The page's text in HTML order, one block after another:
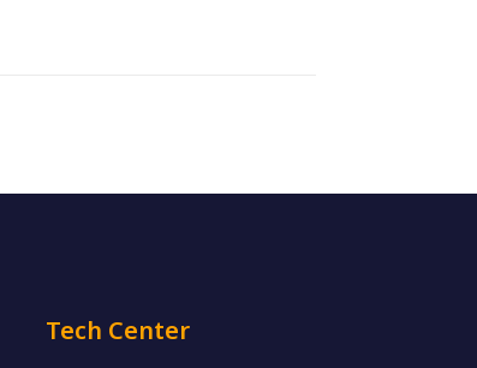
Tech Center